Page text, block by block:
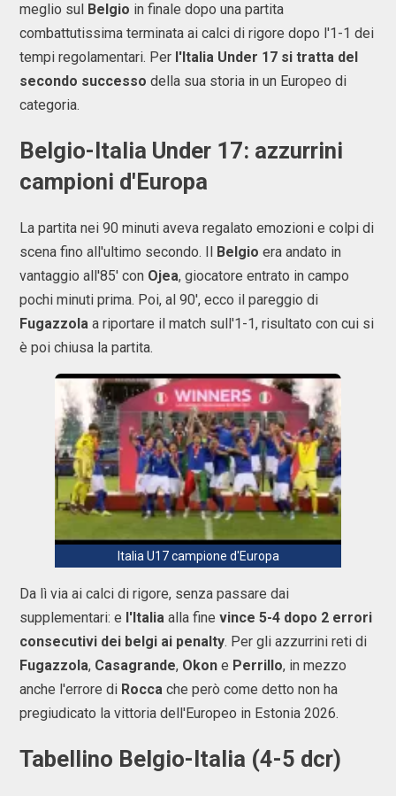
meglio sul Belgio in finale dopo una partita
combattutissima terminata ai calci di rigore dopo l'1-1 dei
tempi regolamentari. Per l'Italia Under 17 si tratta del
secondo successo della sua storia in un Europeo di
categoria.
Belgio-Italia Under 17: azzurrini
campioni d'Europa
La partita nei 90 minuti aveva regalato emozioni e colpi di
scena fino all'ultimo secondo. Il
Belgio era andato in
vantaggio all'85' con Ojea, giocatore entrato in campo
pochi minuti prima. Poi, al 90', ecco il pareggio di
Fugazzola a riportare il match sull'1-1, risultato con cui si
è poi chiusa la partita.
Italia U17 campione d'Europa
Da lì via ai calci di rigore, senza passare dai
supplementari: e l'Italia alla fine vince 5-4 dopo 2 errori
consecutivi dei belgi ai penalty. Per gli azzurrini reti di
Fugazzola, Casagrande, Okon e Perrillo, in mezzo
anche l'errore di Rocca che però come detto non ha
pregiudicato la vittoria dell'Europeo in Estonia 2026.
Tabellino Belgio-Italia (4-5 dcr)